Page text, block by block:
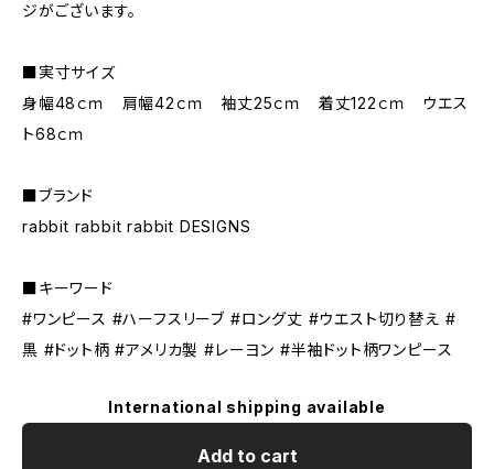
ジがございます。
■実寸サイズ
身幅48ｃｍ 肩幅42ｃｍ 袖丈25ｃｍ 着丈122ｃｍ ウエス
ト68ｃｍ
■ブランド
rabbit rabbit rabbit DESIGNS
■キーワード
#ワンピース #ハーフスリーブ #ロング丈 #ウエスト切り替え #
黒 #ドット柄 #アメリカ製 #レーヨン #半袖ドット柄ワンピース
International shipping available
Add to cart